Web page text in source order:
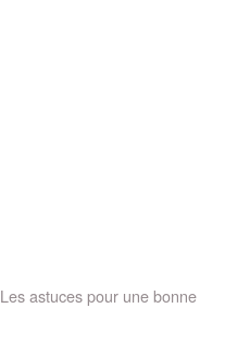
Les astuces pour une bonne